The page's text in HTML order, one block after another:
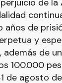
de
años de
y
además de
100.000
de agosto